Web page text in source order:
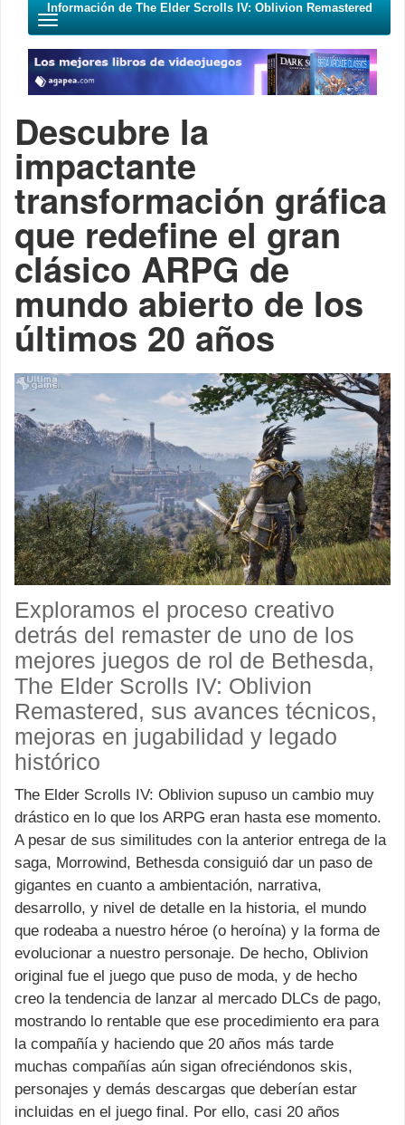
Información de The Elder Scrolls IV: Oblivion Remastered
Descubre la
impactante
transformación gráfica
que redefine el gran
clásico ARPG de
mundo abierto de los
últimos 20 años
Exploramos el proceso creativo
detrás del remaster de uno de los
mejores juegos de rol de Bethesda,
The Elder Scrolls IV: Oblivion
Remastered, sus avances técnicos,
mejoras en jugabilidad y legado
histórico
The Elder Scrolls IV: Oblivion supuso un cambio muy
drástico en lo que los ARPG eran hasta ese momento.
A pesar de sus similitudes con la anterior entrega de la
saga, Morrowind, Bethesda consiguió dar un paso de
gigantes en cuanto a ambientación, narrativa,
desarrollo, y nivel de detalle en la historia, el mundo
que rodeaba a nuestro héroe (o heroína) y la forma de
evolucionar a nuestro personaje. De hecho, Oblivion
original fue el juego que puso de moda, y de hecho
creo la tendencia de lanzar al mercado DLCs de pago,
mostrando lo rentable que ese procedimiento era para
la compañía y haciendo que 20 años más tarde
muchas compañías aún sigan ofreciéndonos skis,
personajes y demás descargas que deberían estar
incluidas en el juego final. Por ello, casi 20 años